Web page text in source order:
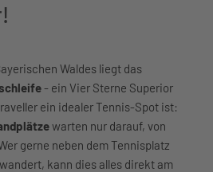
Waldes liegt das
- ein Vier Sterne Superior
ein idealer Tennis-Spot ist:
warten nur darauf, von
gerne neben dem Tennisplatz
kann dies alles direkt am